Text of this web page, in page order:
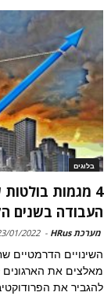
בלוגים
4 מגמות
העבודה בשנים
מערכת HRus -
01/2022
השינויים הדרמטיים
מאלצים את
להגביר את